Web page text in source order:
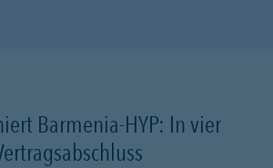
Barmenia-HYP: In vier